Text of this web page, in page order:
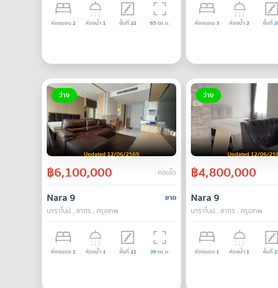
ห้องนอน 2 ห้องน้ำ 1 ชั้นที่22 65ตร.ม. ห้องนอน 3 ห้องน้ำ2 ชั้นที่
ว่าง
Updated 12/06/2569
฿6,100,000 คอนโด
ขาย
Nara 9
นาราไนน์ , สาทร , กรุงเทพ
ห้องนอน 1 ห้องน้ำ 1 ชั้นที่21 39ตร.ม.
ว่าง
Updated 12/06/
฿4,800,000
Nara 9
นาราไนน์ , สาทร , กรุงเทพ
ห้องนอน 1 ห้องน้ำ 1 ชั้นที่